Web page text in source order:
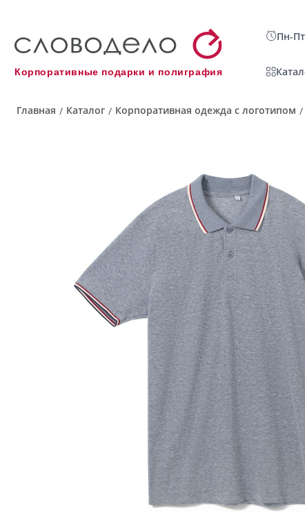
Корпоративные подарки и полиграфия
Пн-
Главная / Каталог / Корпоративная одежда с логотипом /